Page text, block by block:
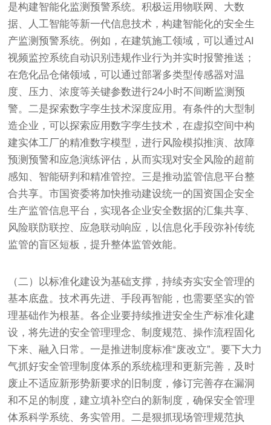
是构建智能化监测预警系统。积极运用物联网、大数
据、人工智能等新一代信息技术，构建智能化的安全生
产监测预警系统。例如，在建筑施工领域，可以通过AI
视频监控系统自动识别违规作业行为并实时报警推送；
在危化品仓储领域，可以通过部署多类型传感器对温
度、压力、浓度等关键参数进行24小时不间断监测预
警。二是探索数字孪生技术深度应用。有条件的大型制
造企业，可以探索应用数字孪生技术，在虚拟空间中构
建实体工厂的精准数字模型，进行风险模拟推演、故障
预测预警和应急演练评估，从而实现对安全风险的超前
感知、智能研判和精准管控。三是推动监管信息平台整
合共享。市国资委将加快推动建设统一的国资国企安全
生产监管信息平台，实现各企业安全数据的汇集共享、
风险联防联控、应急联动响应，以信息化手段弥补传统
监管的盲区短板，提升整体监管效能。
（二）以标准化建设为基础支撑，持续夯实安全管理的
基本底盘。技术再先进、手段再智能，也需要坚实的管
理基础作为根基。各企业要持续推进安全生产标准化建
设，将先进的安全管理理念、制度规范、操作流程固化
下来、融入日常。一是推进制度标准“废改立”。要下大力
气抓好安全管理制度体系的系统梳理和更新完善，及时
废止不适应新形势新要求的旧制度，修订完善存在漏洞
和不足的制度，建立填补空白的新制度，确保安全管理
体系科学系统、务实管用。二是狠抓现场管理规范执